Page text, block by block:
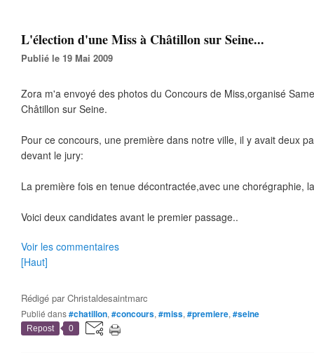
L'élection d'une Miss à Châtillon sur Seine...
Publié le 19 Mai 2009
Zora m'a envoyé des photos du Concours de Miss,organisé
Châtillon sur Seine.
Pour ce concours, une première dans notre ville, il y avait deux
devant le jury:
La première fois en tenue décontractée,avec une chorégraphie,
Voici deux candidates avant le premier passage..
Voir les commentaires
[Haut]
Rédigé parChristaldesaintmarc
Publié dans#chatillon, #concours, #miss, #premiere, #seine
Repost 0